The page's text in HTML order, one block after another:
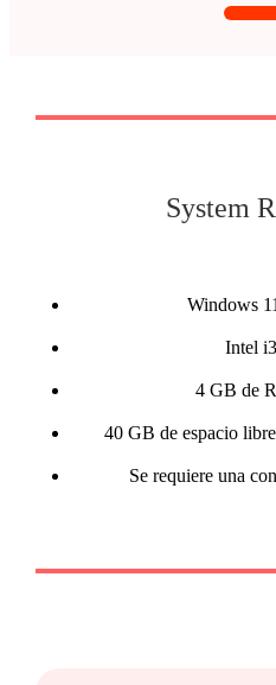
System
Windows
Intel
4 GB de
40 GB de espacio
Se requiere una